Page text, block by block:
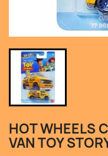
HOT WHEELS
VAN TOY